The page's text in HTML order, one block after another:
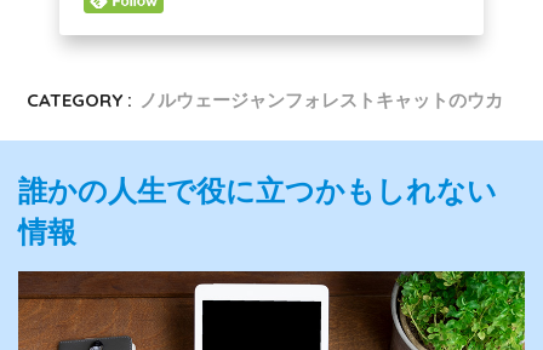
CATEGORY : ノルウェージャンフォレストキャットのウカ
誰かの人生で役に立つかもしれない
情報